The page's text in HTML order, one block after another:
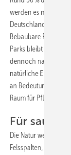
werden es nach
Deutschland lebten
Bebaubare Flächen
Parks bleibt immer
dennoch nachhaltig
natürliche Elemente
an Bedeutung. Denn
Raum für Pflanzen.
Für
Die Natur weiß, wie
Felsspalten, Moos